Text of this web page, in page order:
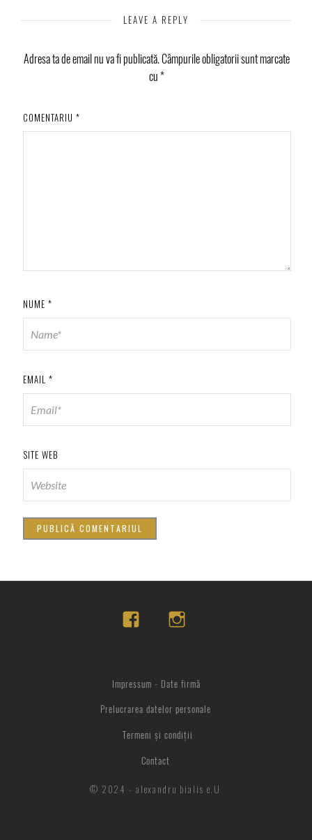
LEAVE A REPLY
Adresa ta de email nu va fi publicată.Câmpurile obligatorii sunt marcate
cu*
COMENTARIU *
NUME *
EMAIL *
SITE WEB
Prelucrarea datelor personale
Impressum - Date firmă
© 2024 - alexandru bialis e.U
Contact
Termeni și condiții